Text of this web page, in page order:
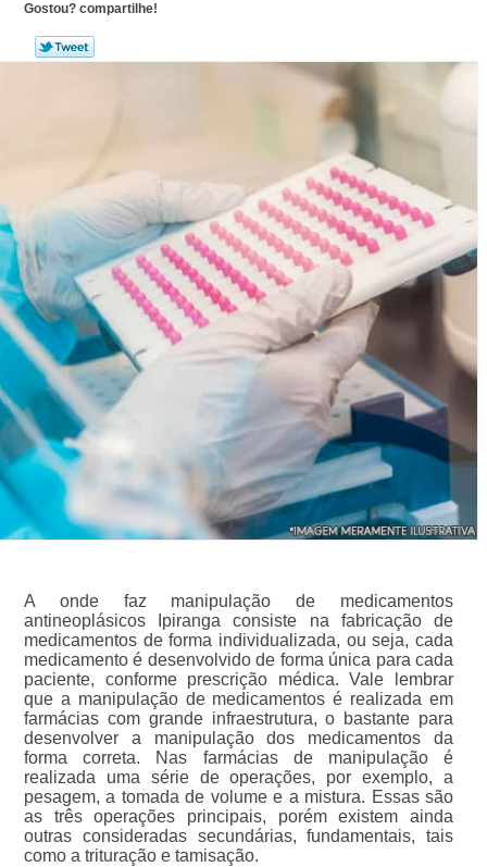
Gostou? compartilhe!
A onde faz manipulação de medicamentos
antineoplásicos Ipiranga consiste na fabricação de
medicamentos de forma individualizada, ou seja, cada
medicamento é desenvolvido de forma única para cada
paciente, conforme prescrição médica. Vale lembrar
que a manipulação de medicamentos é realizada em
farmácias com grande infraestrutura, o bastante para
desenvolver a manipulação dos medicamentos da
forma correta. Nas farmácias de manipulação é
realizada uma série de operações, por exemplo, a
pesagem, a tomada de volume e a mistura. Essas são
as três operações principais, porém existem ainda
outras consideradas secundárias, fundamentais, tais
como a trituração e tamisação.